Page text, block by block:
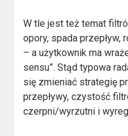
W tle jest też temat
opory, spada przepływ,
– a użytkownik ma
sensu”. Stąd typowa
się zmieniać strategię
przepływy, czystość
czerpni/wyrzutni i